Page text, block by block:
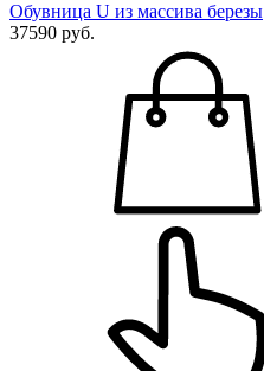
Обувница U из массива березы
37590 руб.